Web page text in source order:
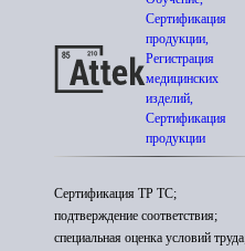
Сертификация
продукции,
Регистрация
медицинских
изделий,
Сертификация
продукции
Сертификация ТР ТС;
подтверждение соответствия;
специальная оценка условий